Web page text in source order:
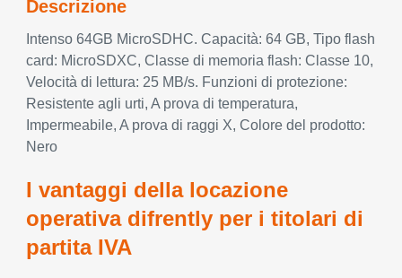
Descrizione
Intenso 64GB MicroSDHC. Capacità: 64 GB, Tipo flash
card: MicroSDXC, Classe di memoria flash: Classe 10,
Velocità di lettura: 25 MB/s. Funzioni di protezione:
Resistente agli urti, A prova di temperatura,
Impermeabile, A prova di raggi X, Colore del prodotto:
Nero
I vantaggi della locazione
operativa difrently per i titolari di
partita IVA